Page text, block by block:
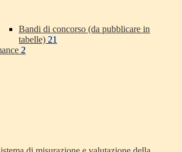
Bandi di concorso (da pubblicare in
tabelle) 21
2